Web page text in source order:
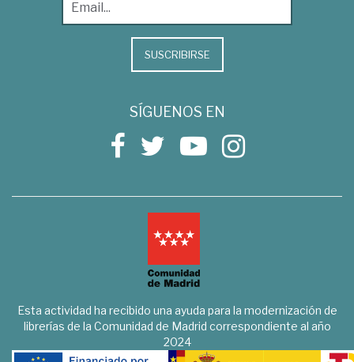
SUSCRIBIRSE
SÍGUENOS EN
Esta actividad ha recibido una ayuda para la modernización de
librerías de la Comunidad de Madrid correspondiente al año
2024